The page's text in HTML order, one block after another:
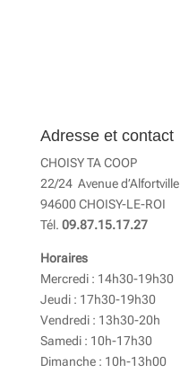
Adresse et contact
CHOISY TA COOP
22/24 Avenue d’Alfortville
94600 CHOISY-LE-ROI
Tél. 09.87.15.17.27
Horaires
Mercredi : 14h30-19h30
Jeudi : 17h30-19h30
Vendredi : 13h30-20h
Samedi : 10h-17h30
Dimanche : 10h-13h00